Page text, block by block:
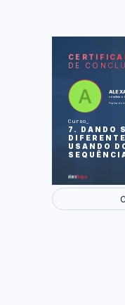
DE
concluiu o
Finalizado
Curso
7. DANDO
USANDO